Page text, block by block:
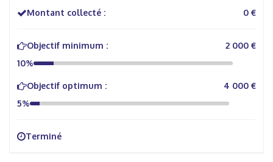
Montant collecté : 0 €
Objectif minimum :
2 000 €
10%
Objectif optimum :
4 000 €
5%
Terminé